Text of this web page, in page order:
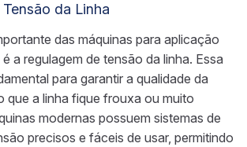
da Linha
das máquinas para aplicação
a regulagem de tensão da linha. Essa
para garantir a qualidade da
que a linha fique frouxa ou muito
modernas possuem sistemas de
precisos e fáceis de usar, permitindo